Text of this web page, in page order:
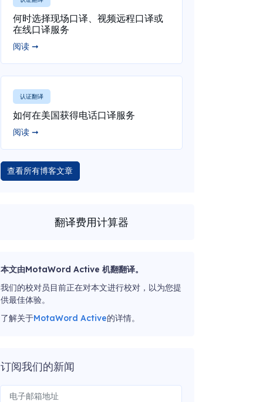
何时选择现场口译、视频远程口译或
在线口译服务
阅读 ➞
认证翻译
如何在美国获得电话口译服务
阅读 ➞
查看所有博客文章
翻译费用计算器
本文由MotaWord Active 机翻翻译。
我们的校对员目前正在对本文进行校对，以为您提
供最佳体验。
了解关于MotaWord Active的详情。
订阅我们的新闻